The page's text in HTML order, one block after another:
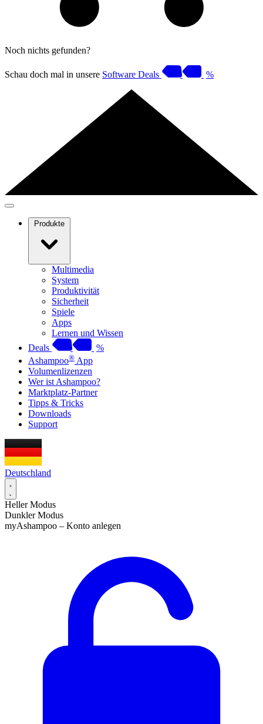
Noch nichts gefunden?
Schau doch mal in unsere Software Deals %
Produkte
Multimedia
System
Produktivität
Sicherheit
Spiele
Apps
Lernen und Wissen
Deals
%
Ashampoo® App
Volumenlizenzen
Wer ist Ashampoo?
Marktplatz-Partner
Tipps & Tricks
Downloads
Support
Deutschland
Heller Modus
Dunkler Modus
myAshampoo – Konto anlegen